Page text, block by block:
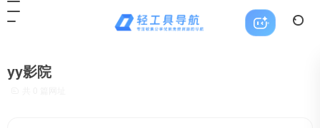
yy影院